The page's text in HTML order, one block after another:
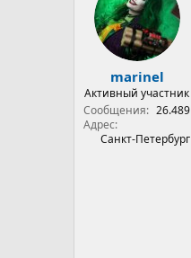
marinel
Активный участник
Сообщения
26.489
Адрес
Санкт-Петербург